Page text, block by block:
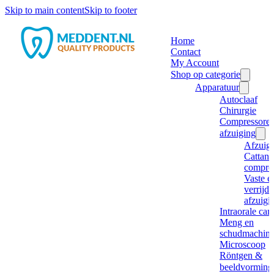
Skip to main contentSkip to footer
Home
Contact
My Account
Shop op categorie
Apparatuur
Autoclaaf
Chirurgie
afzuiging
Cattani
Vaste
Intraorale
Meng en
Microscoop
Röntgen &
beeldvorming